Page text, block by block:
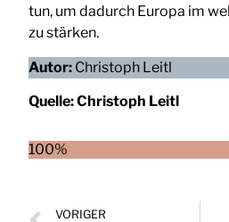
tun, um dadurch Europa im
zu stärken.
Autor: Christoph Leitl
Quelle:Christoph Leitl
100%
VORIGER